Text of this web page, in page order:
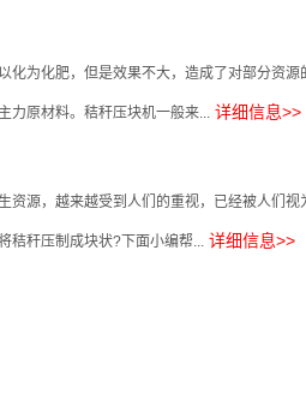
为化肥，但是效果不大，造成了对部分资源
力原材料。秸秆压块机一般来... 详细信息>>
源，越来越受到人们的重视，已经被人们视
秸秆压制成块状?下面小编帮... 详细信息>>